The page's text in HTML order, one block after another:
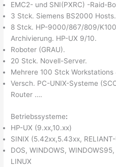
EMC2- und SNI(PXRC) -Raid-
3 Stck. Siemens BS2000 Hosts.
8 Stck. HP-9000/867/809/
Archivierung. HP-UX 9/10.
Roboter (GRAU).
20 Stck. Novell-Server.
Mehrere 100 Stck
Versch. PC-UNIX-Systeme
Router ….
Betriebssysteme:
HP-UX (9.xx,10.xx)
SINIX (5.42xx,5.43xx,
DOS, WINDOWS,
LINUX